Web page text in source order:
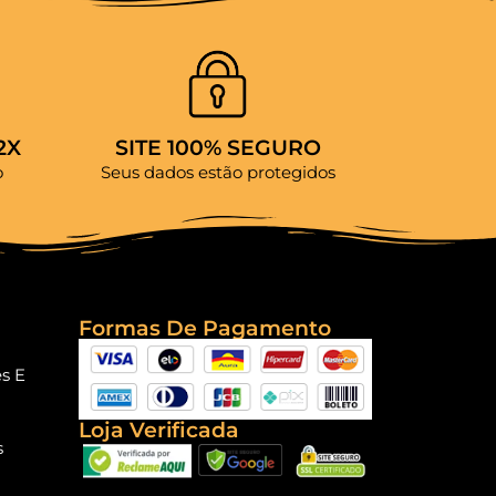
SITE 100% SEGURO
Seus dados estão protegidos
E
Formas De Pagamento
Loja Verificada